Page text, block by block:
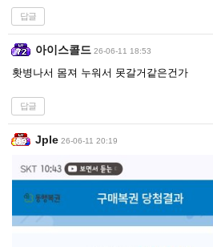
답글
아이스콜드 26-06-11 18:53
홧병나서 몸져 누워서 못갈거같은건가
답글
Jple 26-06-11 20:19